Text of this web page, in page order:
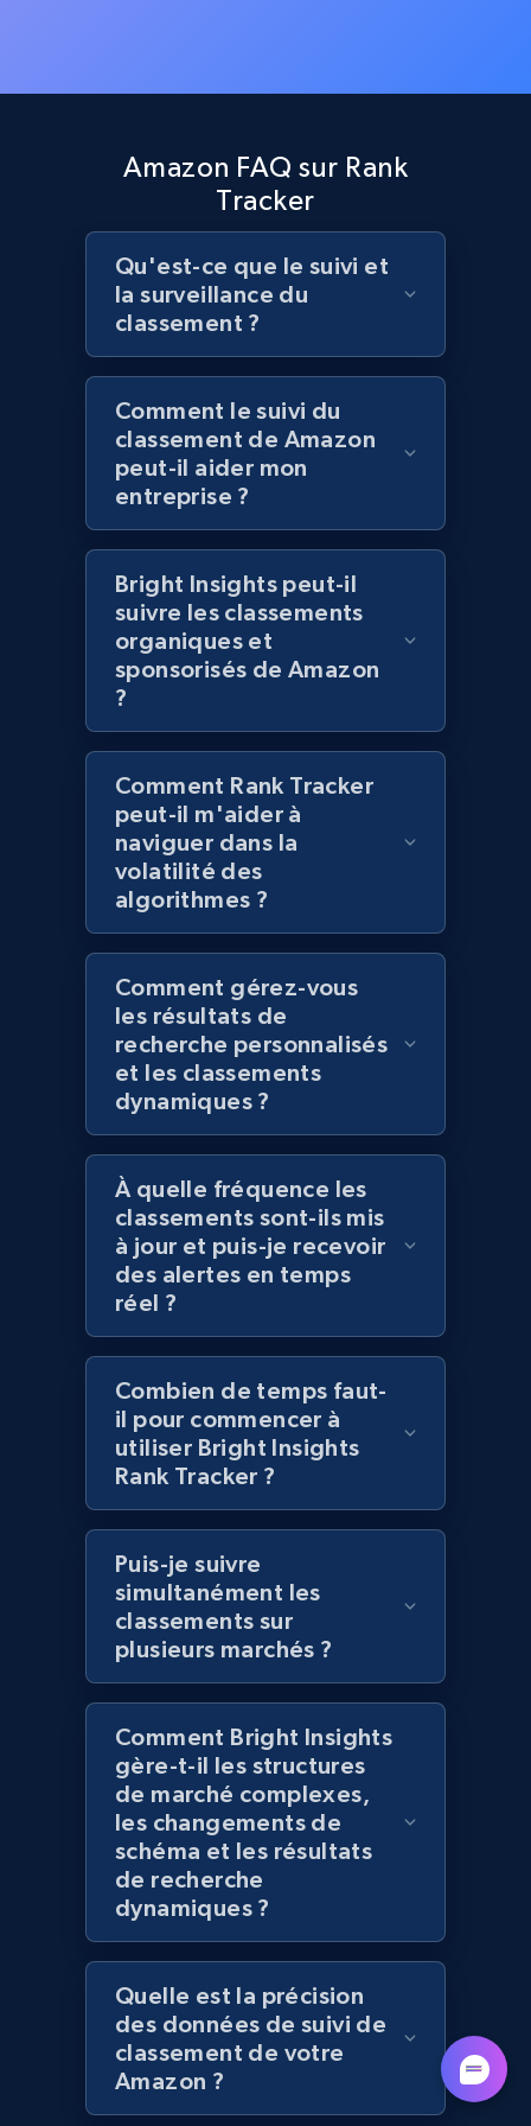
more.
1.2K+ Commencer
Best Buy products
URL, Product id, Title, Images, Final price,
Currency, Discount, Initial price, and more.
1.1K+ Commencer
Best Buy products - Collect data on
URL, Product id, Title, Images, Final price,
Currency, Discount, Initial price, and more.
1.1K+ 149+ Commencer
Lazada - Products
URL, Title, Rating, Reviews, Initial price, Final
price, Currency, Stock, and more.
Lazada - Products - Discover products by
keyword
URL, Title, Rating, Reviews, Initial price, Final
price, Currency, Stock, and more.
992+ 165+ Commencer
Lazada - Products - Discover products by
category URL or brand URL
URL, Title, Rating, Reviews, Initial price, Final
price, Currency, Stock, and more.
992+ 165+ Commencer
Lazada - Products - Discover products by
seller URL
URL, Title, Rating, Reviews, Initial price, Final
price, Currency, Stock, and more.
992+ 165+ Commencer
Lazada - Products - Discover products by
brand URL
URL, Title, Rating, Reviews, Initial price, Final
price, Currency, Stock, and more.
992+ 165+ Commencer
Lowes.com
Amazon FAQ sur Rank
Tracker
Qu'est-ce que le suivi et
la surveillance du
classement ?
Comment le suivi du
classement de Amazon
peut-il aider mon
entreprise ?
Bright Insights peut-il
suivre les classements
organiques et
sponsorisés de Amazon
?
Comment Rank Tracker
peut-il m'aider à
naviguer dans la
volatilité des
algorithmes ?
Comment gérez-vous
les résultats de
recherche personnalisés
et les classements
dynamiques ?
À quelle fréquence les
classements sont-ils mis
à jour et puis-je recevoir
des alertes en temps
réel ?
Combien de temps faut-
il pour commencer à
utiliser Bright Insights
Rank Tracker ?
Puis-je suivre
simultanément les
classements sur
plusieurs marchés ?
Comment Bright Insights
gère-t-il les structures
de marché complexes,
les changements de
schéma et les résultats
de recherche
dynamiques ?
Quelle est la précision
des données de suivi de
classement de votre
Amazon ?